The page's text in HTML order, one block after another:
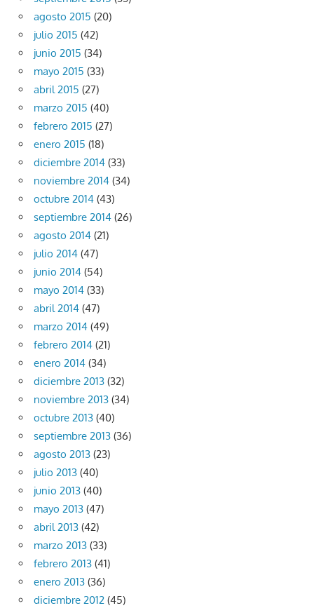
agosto 2015 (20)
julio 2015 (42)
junio 2015 (34)
mayo 2015 (33)
abril 2015 (27)
marzo 2015 (40)
febrero 2015 (27)
enero 2015 (18)
diciembre 2014 (33)
noviembre 2014 (34)
octubre 2014 (43)
septiembre 2014 (26)
agosto 2014 (21)
julio 2014 (47)
junio 2014 (54)
mayo 2014 (33)
abril 2014 (47)
marzo 2014 (49)
febrero 2014 (21)
enero 2014 (34)
diciembre 2013 (32)
noviembre 2013 (34)
octubre 2013 (40)
septiembre 2013 (36)
agosto 2013 (23)
julio 2013 (40)
junio 2013 (40)
mayo 2013 (47)
abril 2013 (42)
marzo 2013 (33)
febrero 2013 (41)
enero 2013 (36)
diciembre 2012 (45)